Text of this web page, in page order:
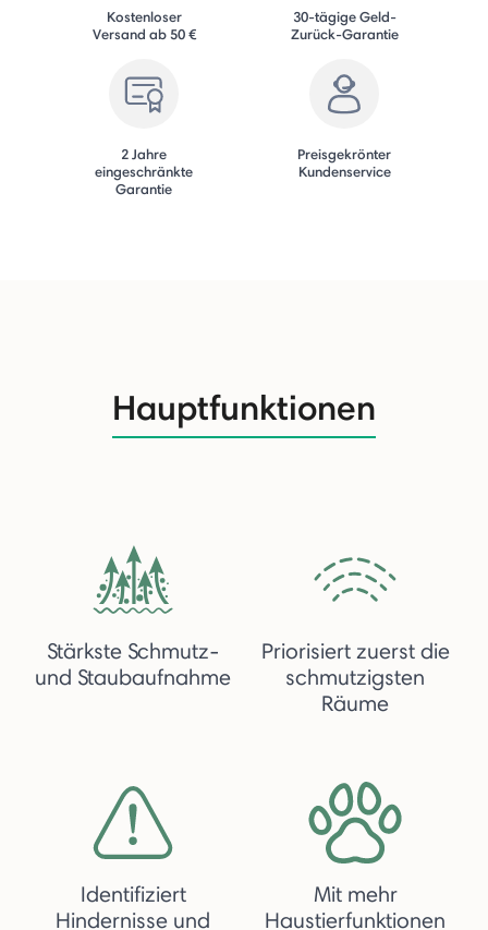
Kostenloser
Versand ab 50 €
30-tägige Geld-
Zurück-Garantie
2 Jahre
eingeschränkte
Garantie
Preisgekrönter
Kundenservice
Hauptfunktionen
Stärkste Schmutz-
und Staubaufnahme
Priorisiert zuerst die
schmutzigsten
Räume
Identifiziert
Hindernisse und
Mit mehr
Haustierfunktionen